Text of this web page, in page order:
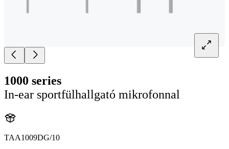
1000 series
In-ear sportfülhallgató mikrofonnal
TAA1009DG/10